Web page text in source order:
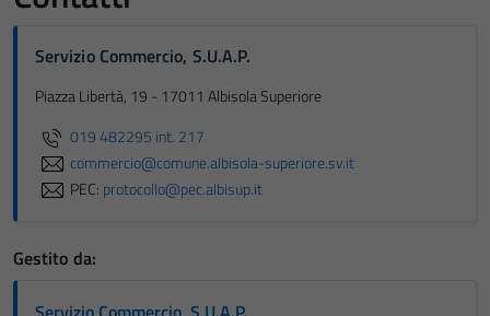
Servizio Commercio, S.U.A.P.
Piazza Libertà, 19 - 17011 Albisola Superiore
019 482295 int. 217
commercio@comune.albisola-superiore.sv.it
PEC: protocollo@pec.albisup.it
Gestito da: